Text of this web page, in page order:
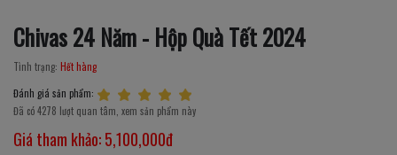
Chivas 24 Năm - Hộp Quà Tết 2024
Tình trạng: Hết hàng
Đánh giá sản phẩm:
Đã có 4278 lượt quan tâm, xem sản phẩm này
Giá tham khảo:5,100,000đ